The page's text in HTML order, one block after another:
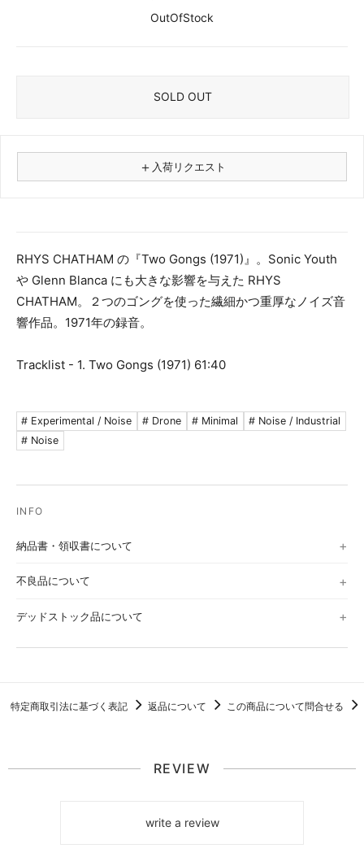
OutOfStock
SOLD OUT
＋ 入荷リクエスト
フォーマット
レコード
その他
RHYS CHATHAM の『Two Gongs (1971)』。Sonic Youth
や Glenn Blanca にも大きな影響を与えた RHYS
CHATHAM。２つのゴングを使った繊細かつ重厚なノイズ音
響作品。1971年の録音。
Tracklist - 1. Two Gongs (1971) 61:40
# Experimental / Noise # Drone # Minimal
# Noise / Industrial
# Noise
納品書・領収書について
不良品について
デッドストック品について
特定商取引法に基づく表記 返品について この商品について問合せる
REVIEW
write a review